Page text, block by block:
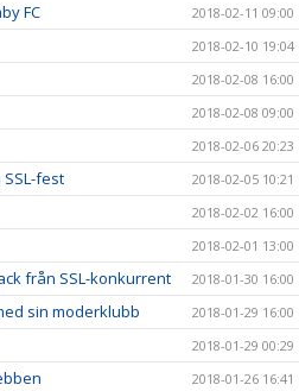
FC 2018-02-11 09:00
2018-02-10 19:04
2018-02-08 16:00
2018-02-08 09:00
2018-02-06 20:23
fest 2018-02-05 10:21
2018-02-02 16:00
2018-02-01 13:00
från SSL-konkurrent 2018-01-30 16:00
sin moderklubb 2018-01-29 16:00
2018-01-29 00:29
2018-01-26 16:41